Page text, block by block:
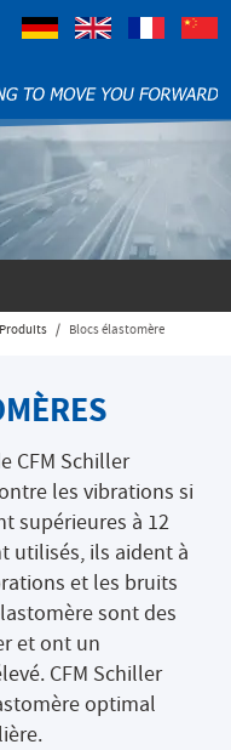
Produits Blocs élastomère
CFM Schiller
les vibrations si
supérieures à 12
utilisés, ils aident à
et les bruits
sont des
et ont un
CFM Schiller
optimal